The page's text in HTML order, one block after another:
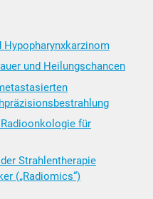
Hypopharynxkarzinom
und Heilungschancen
für
Strahlentherapie
(„Radiomics“)